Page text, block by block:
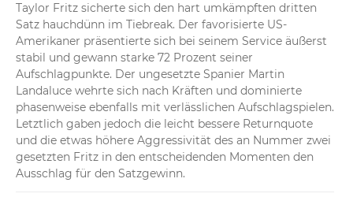
Taylor Fritz sicherte sich den hart umkämpften dritten
Satz hauchdünn im Tiebreak. Der favorisierte US-
Amerikaner präsentierte sich bei seinem Service äußerst
stabil und gewann starke 72 Prozent seiner
Aufschlagpunkte. Der ungesetzte Spanier Martin
Landaluce wehrte sich nach Kräften und dominierte
phasenweise ebenfalls mit verlässlichen Aufschlagspielen.
Letztlich gaben jedoch die leicht bessere Returnquote
und die etwas höhere Aggressivität des an Nummer zwei
gesetzten Fritz in den entscheidenden Momenten den
Ausschlag für den Satzgewinn.